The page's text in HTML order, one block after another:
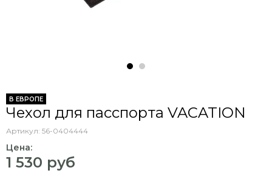
В ЕВРОПЕ
Чехол для пасспорта VACATION
Артикул: 56-0404444
Цена:
1 530 руб